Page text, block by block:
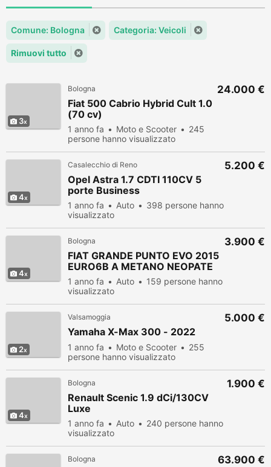
Comune: Bologna Categoria: Veicoli
Rimuovi tutto
3
Bologna
Fiat 500 Cabrio Hybrid Cult 1.0
(70 cv)
1 anno fa Moto e Scooter
245
persone hanno visualizzato
24.000 €
4
Casalecchio di Reno
Opel Astra 1.7 CDTI 110CV 5
porte Business
1 anno fa Auto
398 persone hanno
visualizzato
5.200 €
4
Bologna
FIAT GRANDE PUNTO EVO 2015
EURO6B A METANO NEOPATE
1 anno fa Auto
159 persone hanno
visualizzato
3.900 €
2
Valsamoggia
Yamaha X-Max 300 - 2022
1 anno fa Moto e Scooter
255
persone hanno visualizzato
5.000 €
4
Bologna
Renault Scenic 1.9 dCi/130CV
Luxe
1 anno fa Auto
240 persone hanno
visualizzato
1.900 €
Bologna 63.900 €